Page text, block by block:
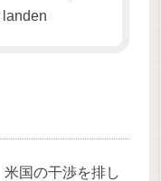
国の干渉を排し